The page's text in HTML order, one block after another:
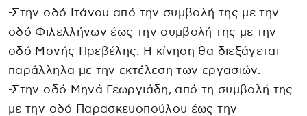
-Στην οδό Ιτάνου από την συμβολή της με την
οδό Φιλελλήνων έως την συμβολή της με την
οδό Μονής Πρεβέλης. Η κίνηση θα διεξάγεται
παράλληλα με την εκτέλεση των εργασιών.
-Στην οδό Μηνά Γεωργιάδη, από τη συμβολή της
με την οδό Παρασκευοπούλου έως την